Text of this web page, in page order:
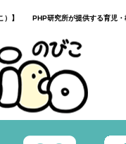
）】 PHP研究所が提供する育児・